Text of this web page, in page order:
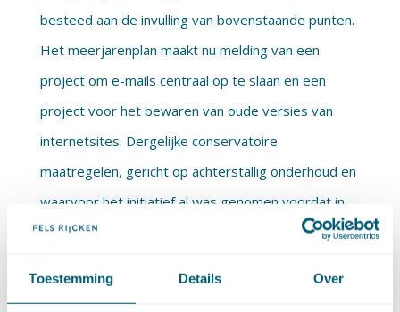
Toestemming Details Over
besteed aan de invulling van bovenstaande punten.
Het meerjarenplan maakt nu melding van een
project om e-mails centraal op te slaan en een
project voor het bewaren van oude versies van
internetsites. Dergelijke conservatoire
maatregelen, gericht op achterstallig onderhoud en
waarvoor het initiatief al was genomen voordat in
de Woo sprake was van een meerjarenplan, zijn